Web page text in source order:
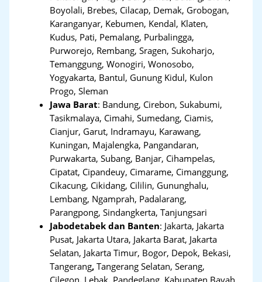
Boyolali, Brebes, Cilacap, Demak, Grobogan,
Karanganyar, Kebumen, Kendal, Klaten,
Kudus, Pati, Pemalang, Purbalingga,
Purworejo, Rembang, Sragen, Sukoharjo,
Temanggung, Wonogiri, Wonosobo,
Yogyakarta, Bantul, Gunung Kidul, Kulon
Progo, Sleman
Jawa Barat: Bandung, Cirebon, Sukabumi,
Tasikmalaya, Cimahi, Sumedang, Ciamis,
Cianjur, Garut, Indramayu, Karawang,
Kuningan, Majalengka, Pangandaran,
Purwakarta, Subang, Banjar, Cihampelas,
Cipatat, Cipandeuy, Cimarame, Cimanggung,
Cikacung, Cikidang, Cililin, Gununghalu,
Lembang, Ngamprah, Padalarang,
Parangpong, Sindangkerta, Tanjungsari
Jabodetabek dan Banten: Jakarta, Jakarta
Pusat, Jakarta Utara, Jakarta Barat, Jakarta
Selatan, Jakarta Timur, Bogor, Depok, Bekasi,
Tangerang,Tangerang Selatan, Serang,